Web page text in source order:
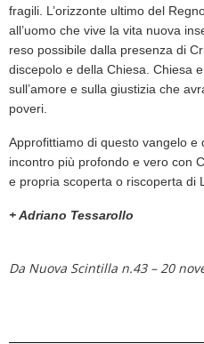
fragili. L’orizzonte ultimo del
all’uomo che vive la vita nuova
reso possibile dalla presenza di
discepolo e della Chiesa. Chiesa
sull’amore e sulla giustizia che
poveri.
Approfittiamo di questo vangelo e
incontro più profondo e vero con
e propria scoperta o riscoperta di
+ Adriano Tessarollo
Da Nuova Scintilla n.43 – 20